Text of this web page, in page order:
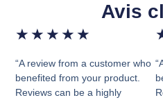
Avis
★ ★ ★ ★ ★
“A review from a customer who
benefited from your product.
Reviews can be a highly